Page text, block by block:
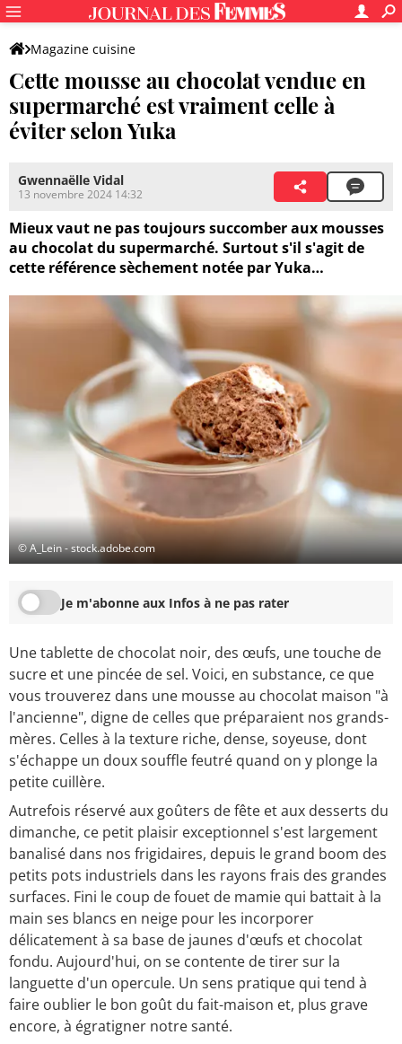
Magazine cuisine
Cette mousse au chocolat vendue en
supermarché est vraiment celle à
éviter selon Yuka
Gwennaëlle Vidal
13 novembre 2024 14:32
Mieux vaut ne pas toujours succomber aux mousses
au chocolat du supermarché. Surtout s'il s'agit de
cette référence sèchement notée par Yuka…
© A_Lein - stock.adobe.com
Je m'abonne aux Infos à ne pas rater
Une tablette de chocolat noir, des œufs, une touche de
sucre et une pincée de sel. Voici, en substance, ce que
vous trouverez dans une mousse au chocolat maison "à
l'ancienne", digne de celles que préparaient nos grands-
mères. Celles à la texture riche, dense, soyeuse, dont
s'échappe un doux souffle feutré quand on y plonge la
petite cuillère.
Autrefois réservé aux goûters de fête et aux desserts du
dimanche, ce petit plaisir exceptionnel s'est largement
banalisé dans nos frigidaires, depuis le grand boom des
petits pots industriels dans les rayons frais des grandes
surfaces. Fini le coup de fouet de mamie qui battait à la
main ses blancs en neige pour les incorporer
délicatement à sa base de jaunes d'œufs et chocolat
fondu. Aujourd'hui, on se contente de tirer sur la
languette d'un opercule. Un sens pratique qui tend à
faire oublier le bon goût du fait-maison et, plus grave
encore, à égratigner notre santé.